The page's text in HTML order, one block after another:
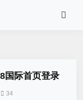
国际首页登录
34